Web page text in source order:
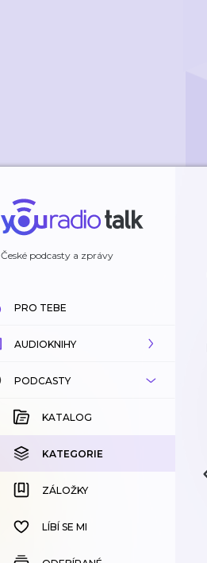
České podcasty a zprávy
PRO TEBE
AUDIOKNIHY
KATALOG
KOUPENÉ
KATEGORIE
ZÁLOŽKY
HISTORIE
PODCASTY
KATALOG
KATEGORIE
ZÁLOŽKY
LÍBÍ SE MI